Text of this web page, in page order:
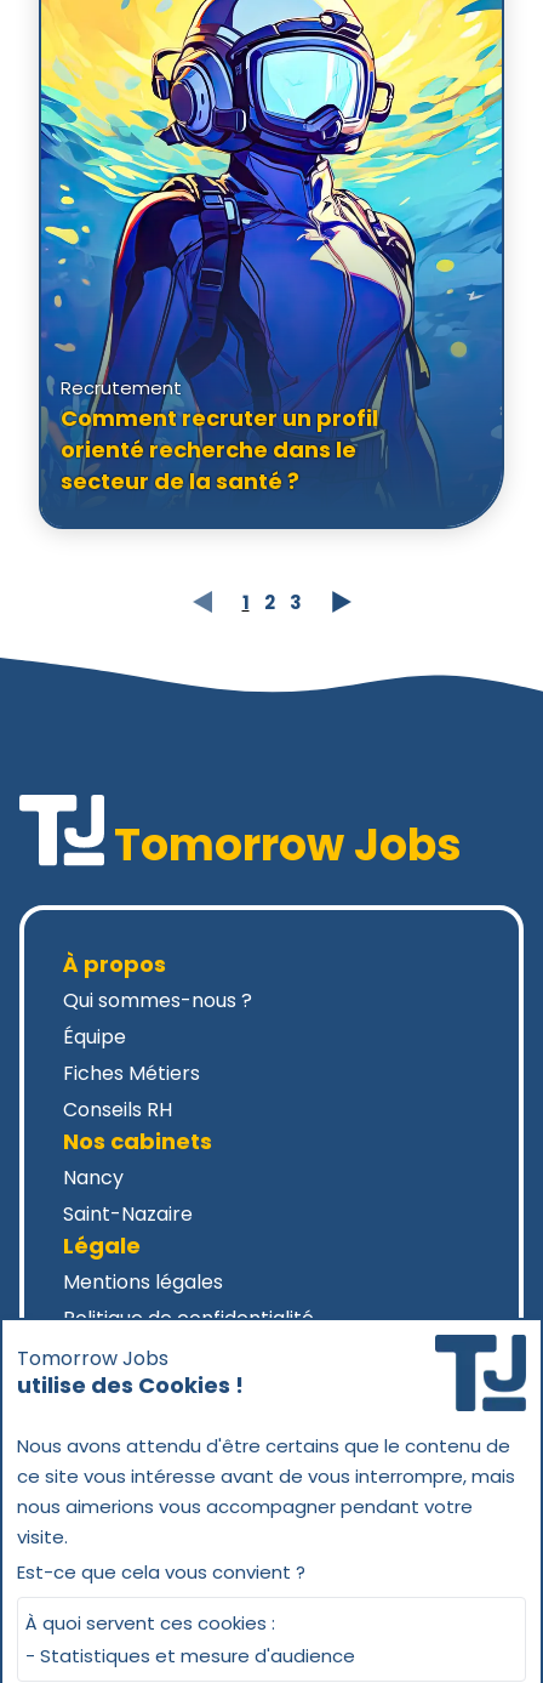
Recrutement
Comment recruter un profil
orienté recherche dans le
secteur de la santé ?
1 2 3
Tomorrow Jobs
À propos
Qui sommes-nous ?
Équipe
Fiches Métiers
Conseils RH
Nos cabinets
Nancy
Saint-Nazaire
Légale
Mentions légales
Politique de confidentialité
Contact
Nous contacter
Demander un devis
03 57 75 91 66
contact@tomorrowjobs.fr
Tomorrow Jobs
utilise des Cookies !
Nous avons attendu d'être certains que le contenu de
ce site vous intéresse avant de vous interrompre, mais
nous aimerions vous accompagner pendant votre
visite.
Est-ce que cela vous convient ?
À quoi servent ces cookies :
- Statistiques et mesure d'audience